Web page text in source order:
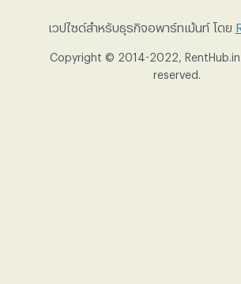
5,000 บาท 5,000 บาท
เวปไซด์สำหรับธุรกิจอพาร์ทเม้นท์ โดย
Copyright © 2014-2022,
reserved.